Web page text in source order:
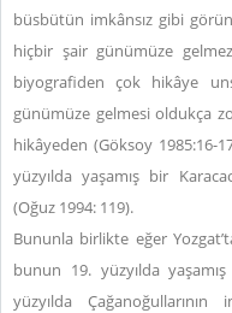
büsbütün imkânsız gibi
hiçbir şair günümüze
biyografiden çok hikâye
günümüze gelmesi oldukça
hikâyeden (Göksoy 1985:16-
yüzyılda yaşamış bir
(Oğuz 1994: 119).
Bununla birlikte eğer
bunun 19. yüzyılda
yüzyılda